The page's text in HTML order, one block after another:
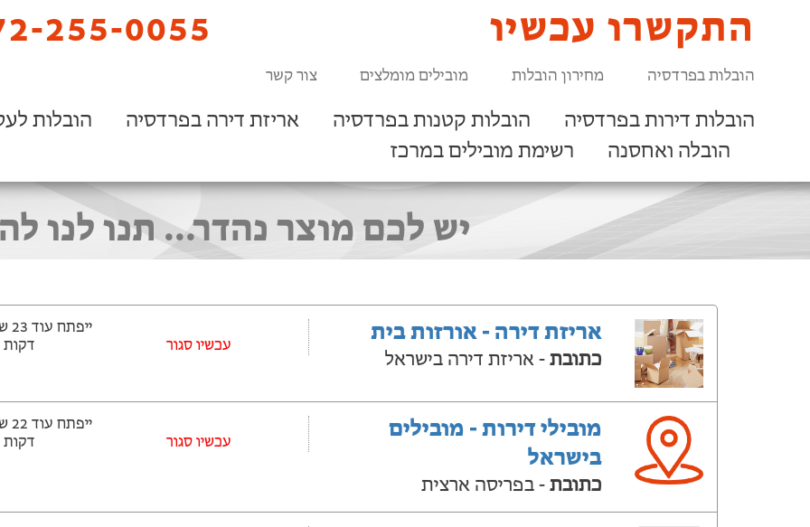
255-0055 התקשרו עכשיו
הובלות בפרדסיה מחירון הובלות מובילים מומלצים צור קשר
הובלות דירות בפרדסיה הובלות קטנות בפרדסיה אריזת דירה בפרדסיה
הובלות
הובלה ואחסנה
רשימת מובילים במרכז
יש לכם מוצר נהדר... תנו לנו
אריזת דירה - אורזות בית
כתובת - אריזת דירה בישראל
עכשיו סגור דקות
מובילי דירות - מובילים
בישראל
כתובת - בפריסה ארצית
עכשיו סגור דקות